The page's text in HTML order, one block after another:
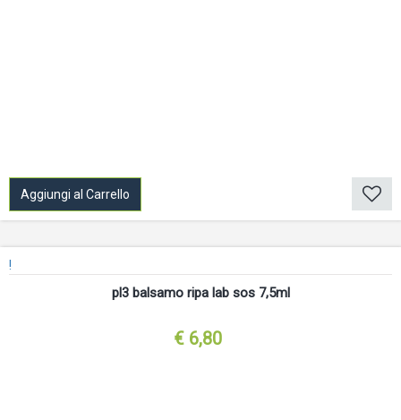
Aggiungi al Carrello
!
pl3 balsamo ripa lab sos 7,5ml
€ 6,80